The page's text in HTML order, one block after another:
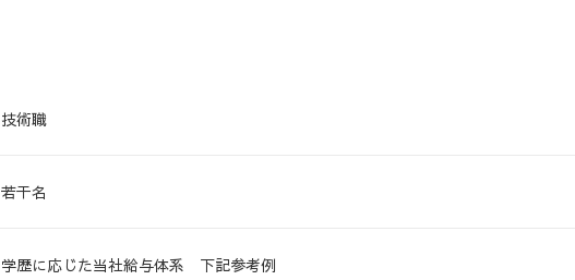
技術職
若干名
学歴に応じた当社給与体系 下記参考例